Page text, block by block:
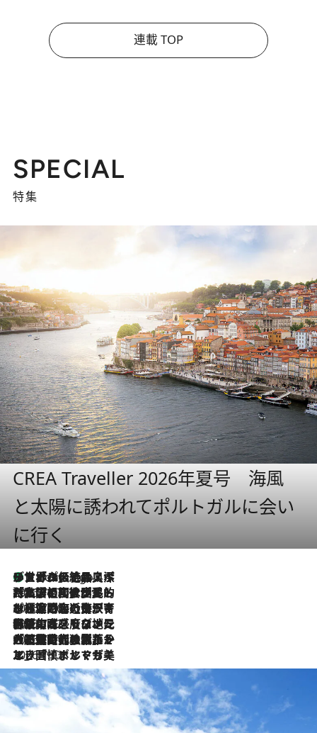
連載 TOP
SPECIAL
特集
CREA Traveller 2026年夏号 海風
と太陽に誘われてポルトガルに会い
に行く
5 Hours Ago
リスボンの絶品スイーツ「パステル・デ・ナタ」とは？ポルトガル伝統の奥深い世界へ
2026.7.27
「私の祖国はポルトガル語です」国民的詩人フェルナンド・ペソアと、彼が愛した文学の街を歩く
2026.7.26
ポルトガル近海が育む極上の海の幸。キリリと冷えた白ワインと愉しむ、シーフード専門店の贅沢
2026.7.22
伝統の味をモダンに昇華。高感度な地元客が集う、リスボンの最旬ガストロノミー
2026.7.21
大航海時代の栄華から、震災、独裁、そして革命へ。ポルトガル・首都リスボンの石畳に刻まれた「歴史の光と影」
2026.7.13
エッセイ・ヤマザキマリ「慎ましくも美しき国 ポルトガル」